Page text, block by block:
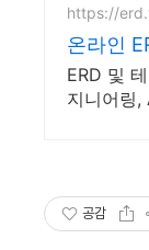
https://
온라인
ERD 및
지니어링,
공감